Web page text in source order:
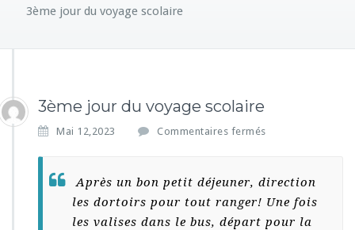
3ème jour du voyage scolaire
3ème jour du voyage scolaire
Mai 12,2023 Commentaires fermés
3
m
e
Après un bon petit déjeuner, direction
les dortoirs pour tout ranger! Une fois
les valises dans le bus, départ pour la